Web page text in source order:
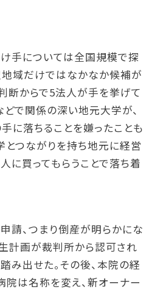
手については全国規模で探
地域だけではなかなか候補が
断からで5法人が手を挙げて
どで関係の深い地元大学が、
に落ちることを嫌ったことも
とつながりを持ち地元に経営
に買ってもらうことで落ち着
請、つまり倒産が明らかにな
計画が裁判所から認可され
み出せた。その後、本院の経
院は名称を変え、新オーナー